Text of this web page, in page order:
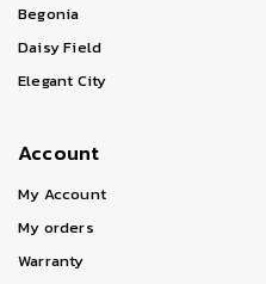
Begonia
Daisy Field
Elegant City
Account
My Account
My orders
Warranty